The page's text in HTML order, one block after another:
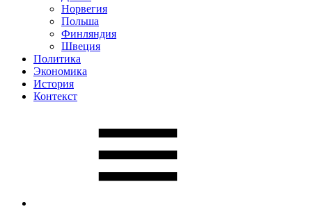
Норвегия
Польша
Финляндия
Швеция
Политика
Экономика
История
Контекст